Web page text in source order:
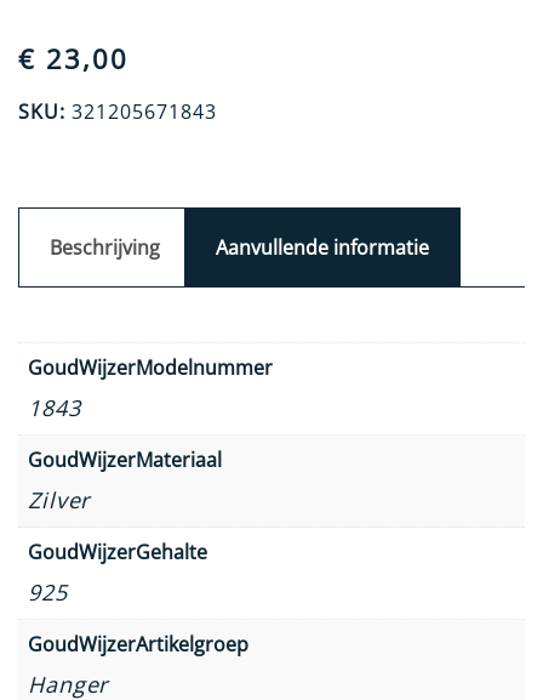
€ 23,00
SKU: 321205671843
Beschrijving Aanvullende informatie
GoudWijzerModelnummer
1843
GoudWijzerMateriaal
Zilver
GoudWijzerGehalte
925
GoudWijzerArtikelgroep
Hanger